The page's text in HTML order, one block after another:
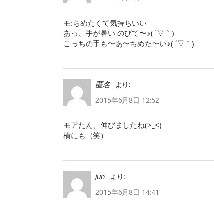
モ:ちめたくて気持ちいい
あっ、手が暑い のびて〜♪( ´▽｀)
こっちの手も〜あ〜ちめた〜い♪( ´▽｀)
匿名
より:
2015年6月8日 12:52
モアたん、伸びましたね(>_<)
横にも（笑）
jun
より:
2015年6月8日 14:41